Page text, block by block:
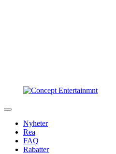
Nyheter
Rea
FAQ
Rabatter